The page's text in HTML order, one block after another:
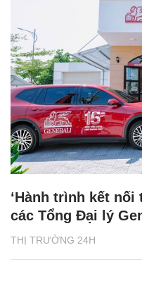
THỊ TRƯỜNG 24H
‘Hành trình kết nối
các Tổng Đại lý